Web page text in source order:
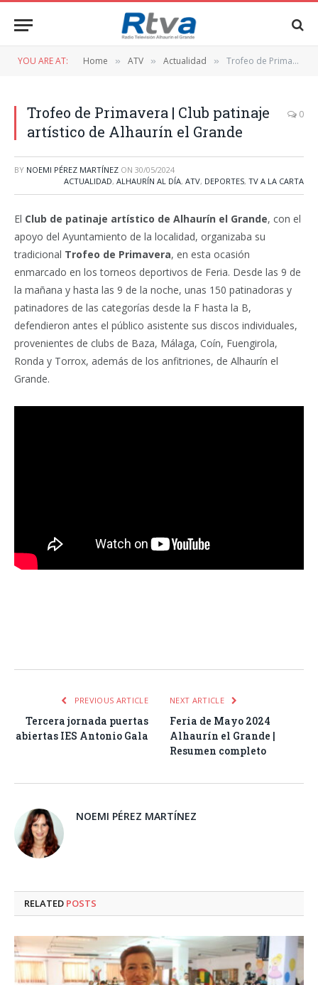
YOU ARE AT: Home » ATV » Actualidad » Trofeo de Primavera | Club patinaje artístico de Alhaurín el Grande
Trofeo de Primavera | Club patinaje
artístico de Alhaurín el Grande
0
BY NOEMI PÉREZ MARTÍNEZ ON 30/05/2024
ACTUALIDAD, ALHAURÍN AL DÍA, ATV, DEPORTES, TV A LA CARTA
El Club de patinaje artístico de Alhaurín el Grande, con el
apoyo del Ayuntamiento de la localidad, organizaba su
tradicional Trofeo de Primavera, en esta ocasión
enmarcado en los torneos deportivos de Feria. Desde las 9 de
la mañana y hasta las 9 de la noche, unas 150 patinadoras y
patinadores de las categorías desde la F hasta la B,
defendieron antes el público asistente sus discos individuales,
provenientes de clubs de Baza, Málaga, Coín, Fuengirola,
Ronda y Torrox, además de los anfitriones, de Alhaurín el
Grande.
PREVIOUS ARTICLE
Tercera jornada puertas
abiertas IES Antonio Gala
NEXT ARTICLE
Feria de Mayo 2024
Alhaurín el Grande |
Resumen completo
NOEMI PÉREZ MARTÍNEZ
RELATED POSTS